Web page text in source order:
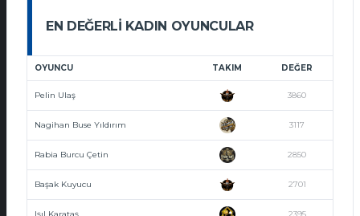
EN DEĞERLI KADIN OYUNCULAR
OYUNCU TAKIM DEĞER
Pelin Ulaş 3860
Nagihan Buse Yıldırım 3117
Rabia Burcu Çetin 2850
Başak Kuyucu 2701
Işıl Karataş 2395